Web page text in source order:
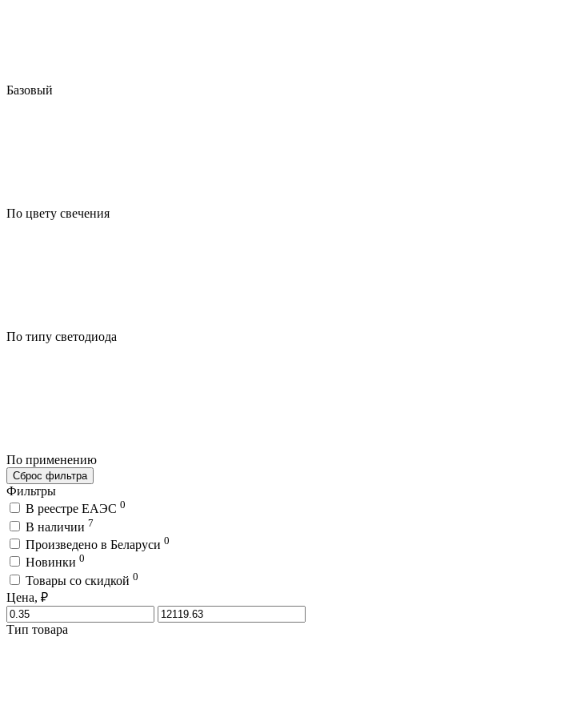
Базовый
По цвету свечения
По типу светодиода
По применению
Сброс фильтра
Фильтры
В реестре ЕАЭС 0
В наличии 7
Произведено в Беларуси 0
Новинки 0
Товары со скидкой 0
Цена, ₽
Тип товара